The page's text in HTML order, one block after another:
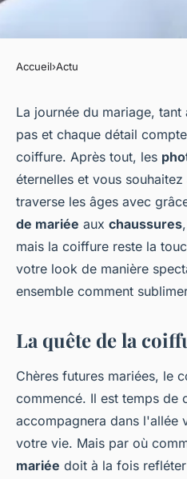
Coiffures de
Tendances et
jeannot•19 février 2024•2 min
Accueil›Actu
La journée du mariage,
pas et chaque détail
coiffure. Après tout, les
éternelles et vous
traverse les âges avec
de mariée aux chaussures
mais la coiffure reste la
votre look de manière
ensemble comment
La quête de la
Chères futures mariées, le
commencé. Il est temps de
accompagnera dans l'allée
votre vie. Mais par où
mariée doit à la fois